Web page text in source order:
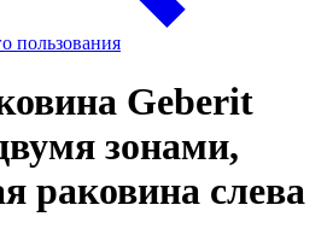
пользования
Geberit
зонами,
раковина слева